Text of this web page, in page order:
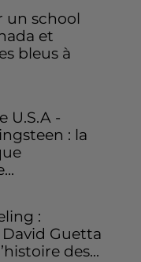
un school
et
bleus à
U.S.A -
: la
:
Guetta
des...